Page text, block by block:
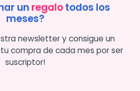
un regalotodos los
meses?
newsletter y consigue un
compra de cada mes por ser
suscriptor!